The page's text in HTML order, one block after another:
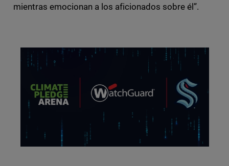
mientras emocionan a los aficionados sobre él”.